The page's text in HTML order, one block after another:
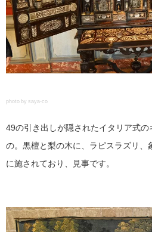
photo by saya-co
49の引き出しが隠されたイタリア式の
の。黒檀と梨の木に、ラピスラズリ、
に施されており、見事です。